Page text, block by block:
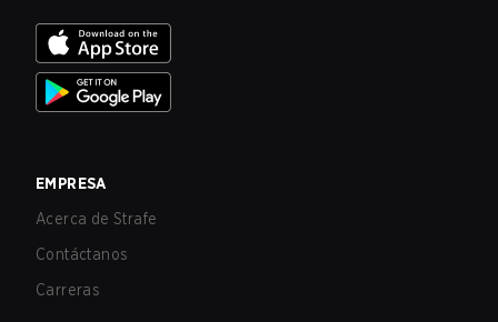
EMPRESA
Acerca de Strafe
Contáctanos
Carreras